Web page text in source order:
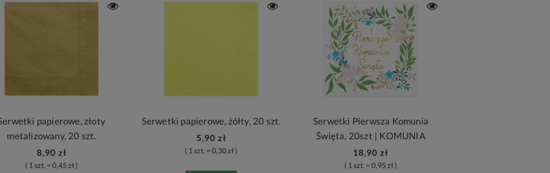
papierowe, złoty
metalizowany, 20 szt.
8,90 zł
( 1 szt. = 0,45 zł )
Serwetki papierowe, żółty, 20 szt.
5,90 zł
( 1 szt. = 0,30 zł )
Serwetki Pierwsza Komunia
Święta, 20szt | KOMUNIA
18,90 zł
( 1 szt. = 0,95 zł )